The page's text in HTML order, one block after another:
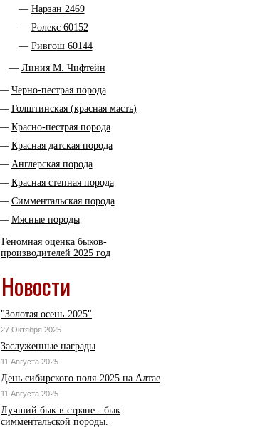
Нарзан 2469
Ролекс 60152
Ривгош 60144
Линия М. Чифтейн
Черно-пестрая порода
Голштинская (красная масть)
Красно-пестрая порода
Красная датская порода
Англерская порода
Красная степная порода
Симментальская порода
Мясные породы
Геномная оценка быков-
производителей 2025 год
Новости
"Золотая осень-2025"
27 Октября 2025
Заслуженные награды
11 Августа 2025
День сибирского поля-2025 на Алтае
11 Августа 2025
Лучший бык в стране - бык
симментальской породы.